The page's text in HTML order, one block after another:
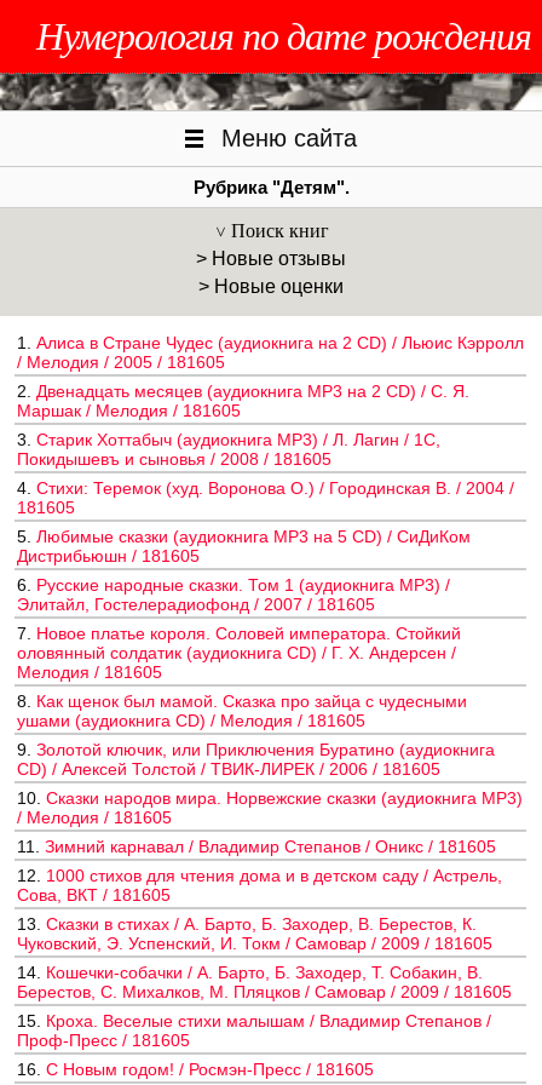
Нумерология по дате рождения
Меню сайта
Рубрика "Детям".
Поиск книг
> Новые отзывы
> Новые оценки
1. Алиса в Стране Чудес (аудиокнига на 2 CD) / Льюис Кэрролл
/ Мелодия / 2005 / 181605
2. Двенадцать месяцев (аудиокнига MP3 на 2 CD) / С. Я.
Маршак / Мелодия / 181605
3. Старик Хоттабыч (аудиокнига MP3) / Л. Лагин / 1С,
Покидышевъ и сыновья / 2008 / 181605
4. Стихи: Теремок (худ. Воронова О.) / Городинская В. / 2004 /
181605
5. Любимые сказки (аудиокнига MP3 на 5 CD) / СиДиКом
Дистрибьюшн / 181605
6. Русские народные сказки. Том 1 (аудиокнига MP3) /
Элитайл, Гостелерадиофонд / 2007 / 181605
7. Новое платье короля. Соловей императора. Стойкий
оловянный солдатик (аудиокнига CD) / Г. Х. Андерсен /
Мелодия / 181605
8. Как щенок был мамой. Сказка про зайца с чудесными
ушами (аудиокнига CD) / Мелодия / 181605
9. Золотой ключик, или Приключения Буратино (аудиокнига
CD) / Алексей Толстой / ТВИК-ЛИРЕК / 2006 / 181605
10. Сказки народов мира. Норвежские сказки (аудиокнига MP3)
/ Мелодия / 181605
11. Зимний карнавал / Владимир Степанов / Оникс / 181605
12. 1000 стихов для чтения дома и в детском саду / Астрель,
Сова, ВКТ / 181605
13. Сказки в стихах / А. Барто, Б. Заходер, В. Берестов, К.
Чуковский, Э. Успенский, И. Токм / Самовар / 2009 / 181605
14. Кошечки-собачки / А. Барто, Б. Заходер, Т. Собакин, В.
Берестов, С. Михалков, М. Пляцков / Самовар / 2009 / 181605
15. Кроха. Веселые стихи малышам / Владимир Степанов /
Проф-Пресс / 181605
16. С Новым годом! / Росмэн-Пресс / 181605